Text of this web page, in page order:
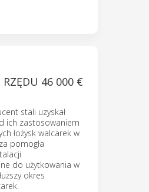
RZĘDU 46 000 €
stali uzyskał
ich zastosowaniem
łożysk walcarek w
pomogła
do użytkowania w
okres